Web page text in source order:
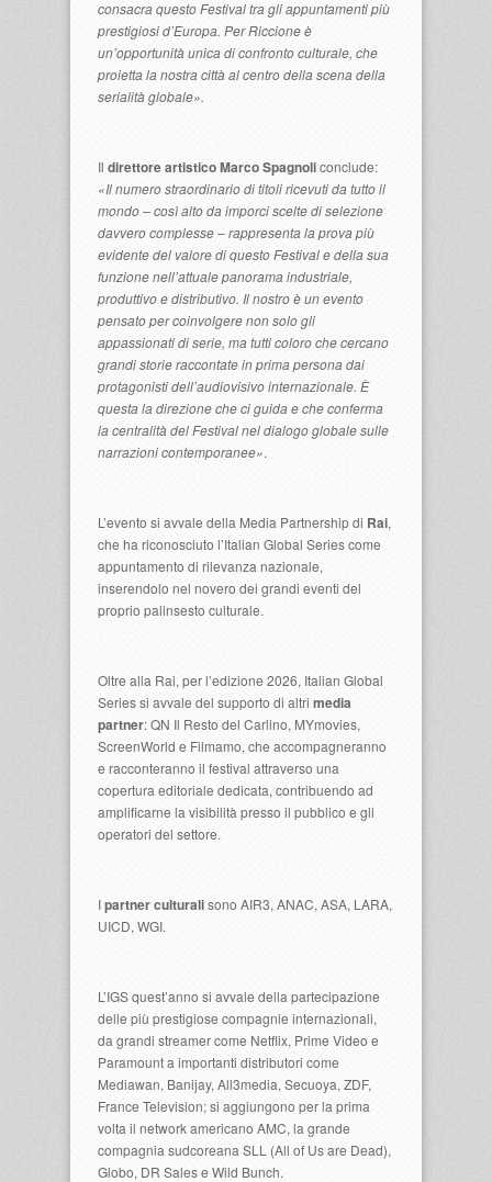
consacra questo Festival tra gli appuntamenti più
prestigiosi d’Europa. Per Riccione è
un’opportunità unica di confronto culturale, che
proietta la nostra città al centro della scena della
serialità globale».
Il direttore artistico Marco Spagnoliconclude:
«Il numero straordinario di titoli ricevuti da tutto il
mondo – così alto da imporci scelte di selezione
davvero complesse – rappresenta la prova più
evidente del valore di questo Festival e della sua
funzione nell’attuale panorama industriale,
produttivo e distributivo. Il nostro è un evento
pensato per coinvolgere non solo gli
appassionati di serie, ma tutti coloro che cercano
grandi storie raccontate in prima persona dai
protagonisti dell’audiovisivo internazionale. È
questa la direzione che ci guida e che conferma
la centralità del Festival nel dialogo globale sulle
narrazioni contemporanee».
L’evento si avvale della Media Partnership di Rai,
che ha riconosciuto l’Italian Global Series come
appuntamento di rilevanza nazionale,
inserendolo nel novero dei grandi eventi del
proprio palinsesto culturale.
Oltre alla Rai, per l’edizione 2026, Italian Global
Series si avvale del supporto di altri media
partner: QN Il Resto del Carlino, MYmovies,
ScreenWorld e Filmamo, che accompagneranno
e racconteranno il festival attraverso una
copertura editoriale dedicata, contribuendo ad
amplificarne la visibilità presso il pubblico e gli
operatori del settore.
Ipartner culturalisono AIR3, ANAC, ASA, LARA,
UICD, WGI.
L’IGS quest’anno si avvale della partecipazione
delle più prestigiose compagnie internazionali,
da grandi streamer come Netflix, Prime Video e
Paramount a importanti distributori come
Mediawan, Banijay, All3media, Secuoya, ZDF,
France Television; si aggiungono per la prima
volta il network americano AMC, la grande
compagnia sudcoreana SLL (All of Us are Dead),
Globo, DR Sales e Wild Bunch.